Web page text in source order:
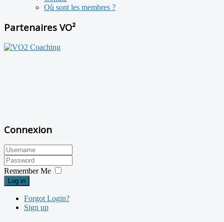
Où sont les membres ?
Partenaires VO²
Connexion
Remember Me
Log in
Forgot Login?
Sign up